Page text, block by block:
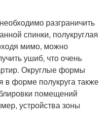
разграничить
спинки, полукруглая
мимо, можно
ушиб, что очень
Округлые формы
в форме полукруга также
помещений
устройства зоны